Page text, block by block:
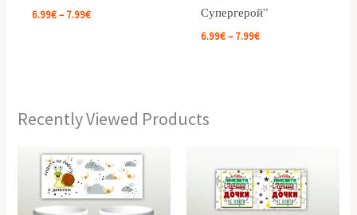
6.99€– 7.99€
Супергерой”
6.99€ – 7.99€
Recently Viewed Products
Price
range:
6.99€
through
7.99€